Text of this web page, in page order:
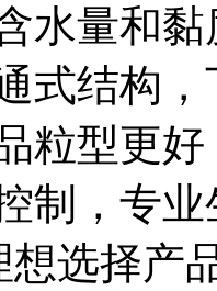
水量和
式结构
粒型更
制，专
想选择产